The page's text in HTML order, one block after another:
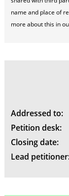
name and place of
more about this in
Addressed to:
Petition desk:
Closing date:
Lead